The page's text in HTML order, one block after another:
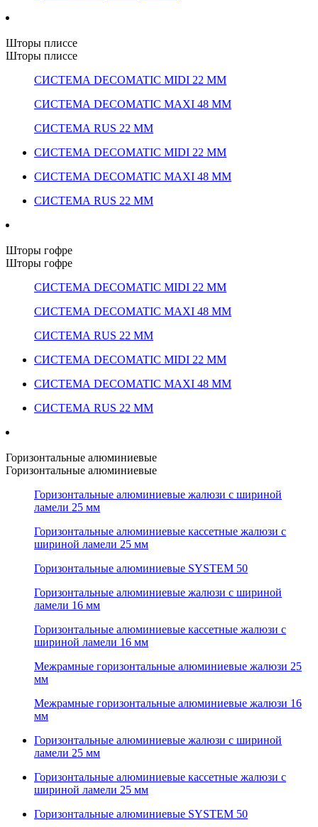
Шторы плиссе
Шторы плиссе
СИСТЕМА DECOMATIC MIDI 22 ММ
СИСТЕМА DECOMATIC MAXI 48 ММ
СИСТЕМА RUS 22 ММ
СИСТЕМА DECOMATIC MIDI 22 ММ
СИСТЕМА DECOMATIC MAXI 48 ММ
СИСТЕМА RUS 22 ММ
Шторы гофре
Шторы гофре
СИСТЕМА DECOMATIC MIDI 22 ММ
СИСТЕМА DECOMATIC MAXI 48 ММ
СИСТЕМА RUS 22 ММ
СИСТЕМА DECOMATIC MIDI 22 ММ
СИСТЕМА DECOMATIC MAXI 48 ММ
СИСТЕМА RUS 22 ММ
Горизонтальные алюминиевые
Горизонтальные алюминиевые
Горизонтальные алюминиевые жалюзи с шириной
ламели 25 мм
Горизонтальные алюминиевые кассетные жалюзи с
шириной ламели 25 мм
Горизонтальные алюминиевые SYSTEM 50
Горизонтальные алюминиевые жалюзи с шириной
ламели 16 мм
Горизонтальные алюминиевые кассетные жалюзи с
шириной ламели 16 мм
Межрамные горизонтальные алюминиевые жалюзи 25
мм
Межрамные горизонтальные алюминиевые жалюзи 16
мм
Горизонтальные алюминиевые жалюзи с шириной
ламели 25 мм
Горизонтальные алюминиевые кассетные жалюзи с
шириной ламели 25 мм
Горизонтальные алюминиевые SYSTEM 50